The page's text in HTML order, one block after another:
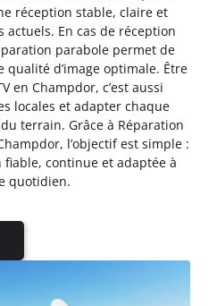
réception stable, claire et
En cas de réception
parabole permet de
d’image optimale. Être
en Champdor, c’est aussi
locales et adapter chaque
terrain. Grâce à Réparation
l’objectif est simple :
continue et adaptée à
quotidien.